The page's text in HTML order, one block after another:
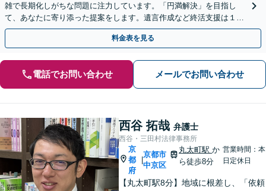
雑で長期化しがちな問題に注力しています。「円満解決」を目指し
て、あなたに寄り添った提案をします。遺言作成など終活支援は１１
万円（税込）〜。【明瞭会計・スピード対応】【他士業連携】
料金表を見る
電話でお問い合わせ メールでお問い合わせ
西谷 拓哉 弁護士
西谷・三田村法律事務所
京
都
府
|
京都市
中京区
丸太町駅か
ら徒歩8分
営業時間：本
日定休日
【丸太町駅8分】地域に根差し、「依頼